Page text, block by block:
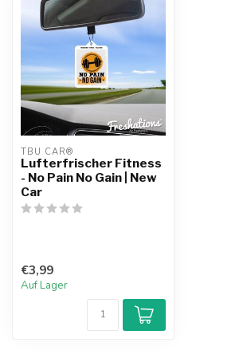
TBU CAR®
Lufterfrischer Fitness
- No Pain No Gain | New
Car
€3,99
Auf Lager